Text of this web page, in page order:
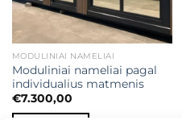
MODULINIAI NAMELIAI
Moduliniai nameliai pagal
individualius matmenis
€7.300,00